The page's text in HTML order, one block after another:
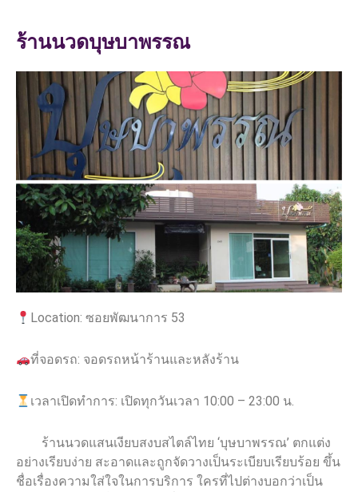
ร้านนวดบุษบาพรรณ
Location: ซอยพัฒนาการ 53
ที่จอดรถ: จอดรถหน้าร้านและหลังร้าน
เวลาเปิดทำการ: เปิดทุกวันเวลา 10:00 – 23:00 น.
ร้านนวดแสนเงียบสงบสไตล์ไทย ‘บุษบาพรรณ’ ตกแต่ง
อย่างเรียบง่าย สะอาดและถูกจัดวางเป็นระเบียบเรียบร้อย ขึ้น
ชื่อเรื่องความใส่ใจในการบริการ ใครที่ไปต่างบอกว่าเป็น